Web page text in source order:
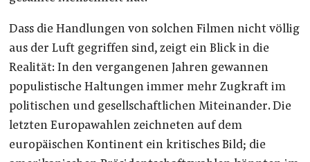
Dass die Handlungen von solchen Filmen nicht völlig
aus der Luft gegriffen sind, zeigt ein Blick in die
Realität: In den vergangenen Jahren gewannen
populistische Haltungen immer mehr Zugkraft im
politischen und gesellschaftlichen Miteinander. Die
letzten Europawahlen zeichneten auf dem
europäischen Kontinent ein kritisches Bild; die